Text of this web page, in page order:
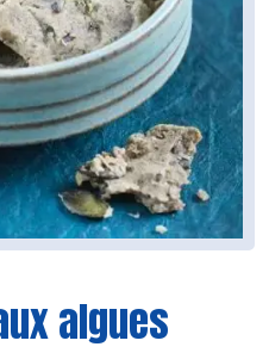
algues